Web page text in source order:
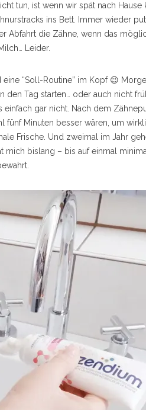
tun, ist wenn wir spät nach
ins Bett. Immer wieder
Abfahrt die Zähne, wenn das
Leider.
“Soll-Routine” im Kopf 😉
den Tag starten… oder auch nicht
einfach gar nicht. Nach dem
fünf Minuten besser wären, um
Frische. Und zweimal im Jahr
mich bislang – bis auf einmal